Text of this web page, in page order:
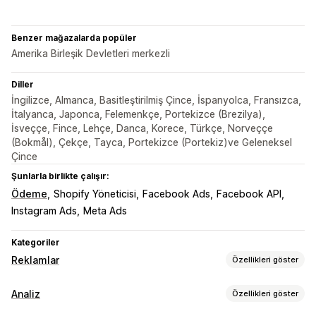
Benzer mağazalarda popüler
Amerika Birleşik Devletleri merkezli
Diller
İngilizce, Almanca, Basitleştirilmiş Çince, İspanyolca, Fransızca,
İtalyanca, Japonca, Felemenkçe, Portekizce (Brezilya),
İsveççe, Fince, Lehçe, Danca, Korece, Türkçe, Norveççe
(Bokmål), Çekçe, Tayca, Portekizce (Portekiz)ve Geleneksel
Çince
Şunlarla birlikte çalışır:
Ödeme Shopify Yöneticisi Facebook Ads
Facebook API
Instagram Ads
Meta Ads
Kategoriler
Reklamlar Özellikleri göster
Hedefleme
Analiz Özellikleri göster